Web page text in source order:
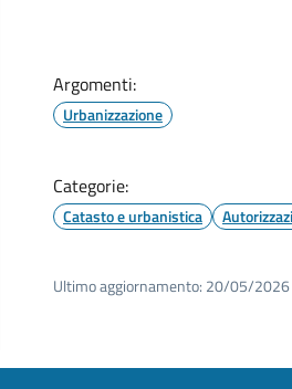
Argomenti:
Urbanizzazione
Categorie:
Catasto e urbanistica
Ultimo aggiornamento: 20/05/2026